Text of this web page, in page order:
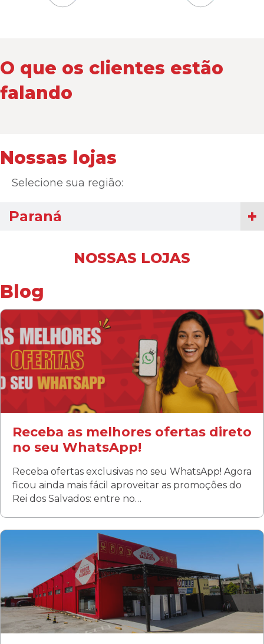
O que os clientes estão
falando
Nossas lojas
Selecione sua região:
Paraná
Fanny
Rua Albino Beatriz, 100 - Fanny, Curitiba –PR
Segunda a sábado: 09h00 às 19h00
Domingo: FECHADA
ÚLTIMOS DIAS DE LIQUIDAÇÃO!
(41) 3411-1754
(41) 99249-4620
NOSSAS LOJAS
Blog
Receba as melhores ofertas direto
no seu WhatsApp!
Receba ofertas exclusivas no seu WhatsApp! Agora
ficou ainda mais fácil aproveitar as promoções do
Rei dos Salvados: entre no…